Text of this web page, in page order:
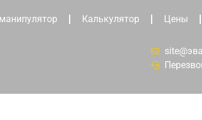
Калькулятор Цены